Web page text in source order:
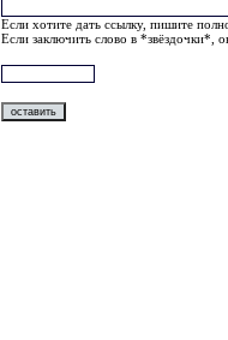
Если хотите дать ссылку, пишите
Если заключить слово в *звёздочки*,